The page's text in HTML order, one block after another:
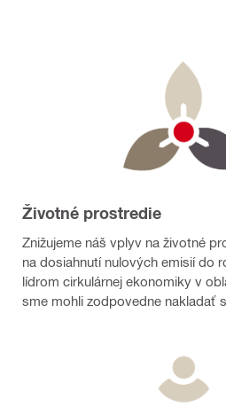
Životné prostredie
Znižujeme náš vplyv na životné
na dosiahnutí nulových emisií do
lídrom cirkulárnej ekonomiky v
sme mohli zodpovedne nakladať